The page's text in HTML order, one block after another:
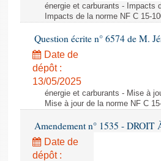
énergie et carburants - Impacts
Impacts de la norme NF C 15-
Question écrite n° 6574 de M.
Date de
dépôt :
13/05/2025
énergie et carburants - Mise à
Mise à jour de la norme NF C
Amendement n° 1535 -
Date de
dépôt :